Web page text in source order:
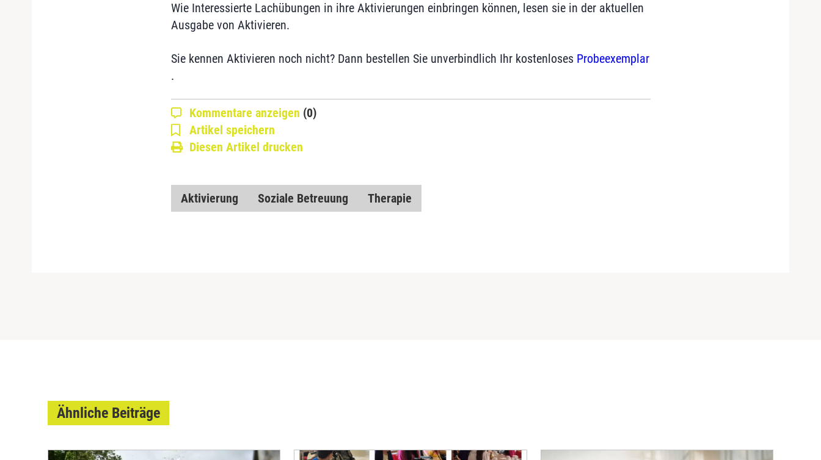
Wie Interessierte Lachübungen in ihre Aktivierungen einbringen können, lesen sie in der aktuellen
Ausgabe von Aktivieren.
Sie kennen Aktivieren noch nicht? Dann bestellen Sie unverbindlich Ihr kostenloses Probeexemplar
.
Kommentare anzeigen (0)
Artikel speichern
Diesen Artikel drucken
Aktivierung Soziale Betreuung Therapie
Ähnliche Beiträge